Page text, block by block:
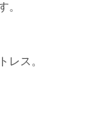
。
レス。